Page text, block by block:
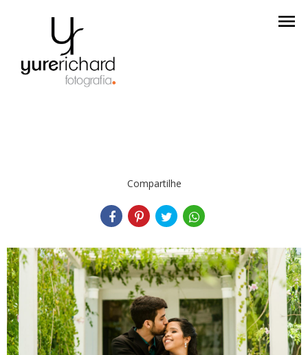
menu
Compartilhe